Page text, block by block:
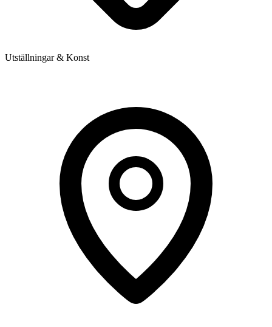
Utställningar & Konst